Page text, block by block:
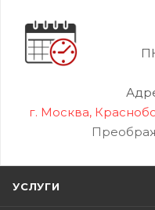
г. Москва,
УСЛУГИ